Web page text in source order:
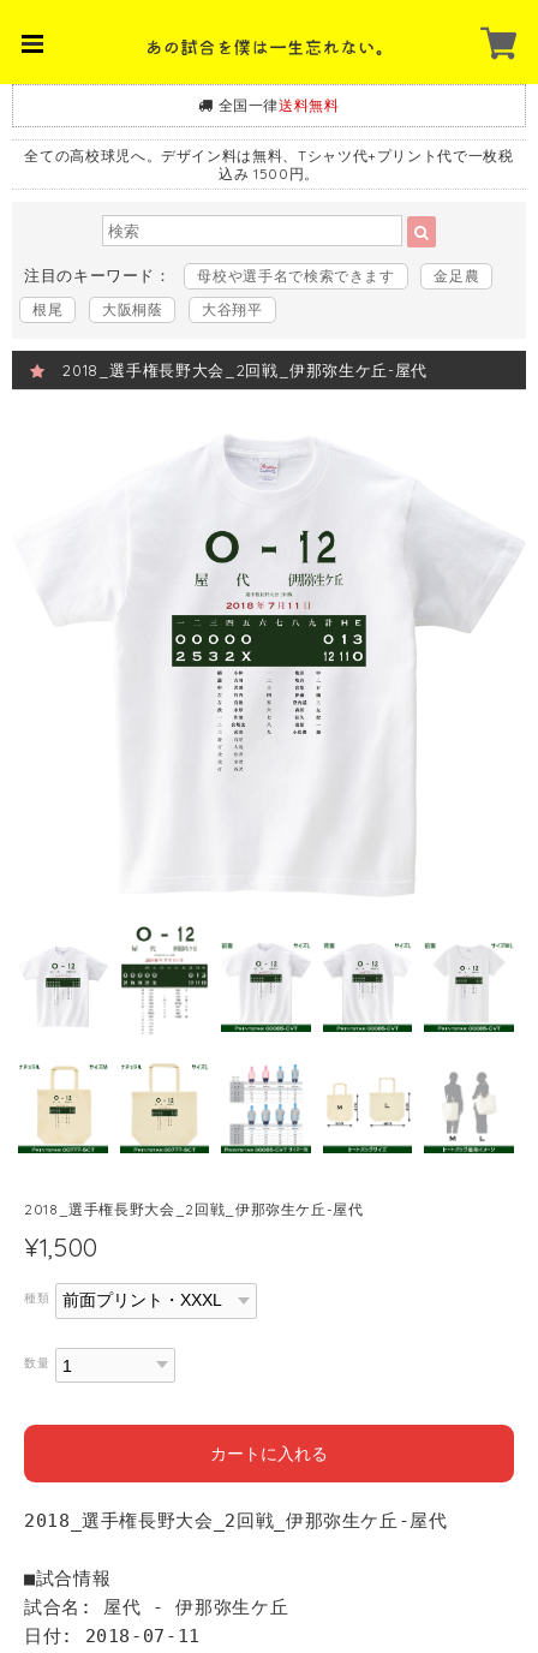
全国一律送料無料
全ての高校球児へ。デザイン料は無料、Tシャツ代+プリント代で一枚税
込み 1500円。
注目のキーワード： 母校や選手名で検索できます
金足農
根尾
大阪桐蔭 大谷翔平
2018_選手権長野大会_2回戦_伊那弥生ケ丘-屋代
2018_選手権長野大会_2回戦_伊那弥生ケ丘-屋代
¥1,500
種類
数量
カートに入れる
2018_選手権長野大会_2回戦_伊那弥生ケ丘-屋代
■試合情報
試合名: 屋代 - 伊那弥生ケ丘
日付: 2018-07-11